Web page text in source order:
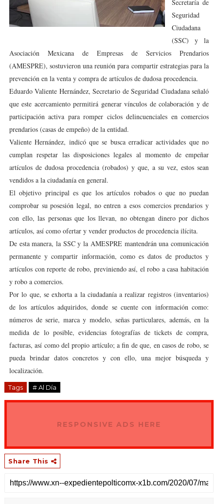
Secretaría de
Seguridad
Ciudadana
(SSC) y la
Asociación Mexicana de Empresas de Servicios Prendarios
(AMESPRE), sostuvieron una reunión para compartir estrategias para la
prevención en la venta y compra de artículos de dudosa procedencia.
Eduardo Valiente Hernández, Secretario de Seguridad Ciudadana señaló
que este acercamiento permitirá generar vínculos de colaboración y de
participación activa para romper ciclos delincuenciales en comercios
prendarios (casas de empeño) de la entidad.
Valiente Hernández, indicó que se busca erradicar actividades que no
cumplan respetar las disposiciones legales al momento de empeñar
artículos de dudosa procedencia (robados) y que, a su vez, estos sean
vendidos a la ciudadanía en general.
El objetivo principal es que los artículos robados o que no puedan
comprobar su posesión legal, no entren a esos comercios prendarios y
con ello, las personas que los llevan, no obtengan dinero por dichos
artículos, así como ofertar y vender productos de procedencia ilícita.
De esta manera, la SSC y la AMESPRE mantendrán una comunicación
permanente y compartir información, como es datos de productos y
artículos con reporte de robo, previniendo así, el robo a casa habitación
y robo a comercios.
Por lo que, se exhorta a la ciudadanía a realizar registros (inventarios)
de los artículos adquiridos, donde se cuente con información como:
números de serie, marca y modelo, señas particulares, además, en la
medida de lo posible, evidencias fotografías de tickets de compra,
facturas, así como del propio artículo; a fin de que, en casos de robo, se
pueda brindar datos concretos y con ello, una mejor búsqueda y
localización.
Tags # Al Día
RESPONSIVE ADS HERE
Share This